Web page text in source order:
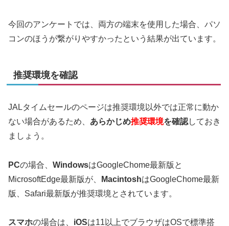
今回のアンケートでは、両方の端末を使用した場合、パソ
コンのほうが繋がりやすかったという結果が出ています。
推奨環境を確認
JALタイムセールのページは推奨環境以外では正常に動か
ない場合があるため、 あらかじめ推奨環境を確認しておき
ましょう。
PCの場合、 WindowsはGoogleChome最新版と
MicrosoftEdge最新版が、
MacintoshはGoogleChome最新
版、Safari最新版が推奨環境とされています。
スマホの場合は、 iOSは11以上でブラウザはOSで標準搭